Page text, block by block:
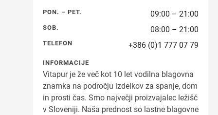
PON. – PET. 09:00 – 21:00
SOB. 08:00 – 21:00
TELEFON +386 (0)1 777 07 79
INFORMACIJE
Vitapur je že več kot 10 let vodilna blagovna
znamka na področju izdelkov za spanje, dom
in prosti čas. Smo največji proizvajalec ležišč
v Sloveniji. Naša prednost so lastne blagovne